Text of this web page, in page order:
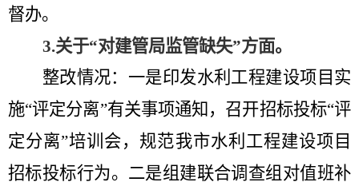
督办。
3.关于“对建管局监管缺失”方面。
整改情况：一是印发水利工程建设项目实
施“评定分离”有关事项通知 ， 召开招标投标“评
定分离”培训会，规范我市水利工程建设项目
招标投标行为。 二是组建联合调查组对值班补